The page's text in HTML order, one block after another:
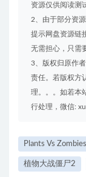
资源仅供阅读测
2、由于部分资
提示网盘资源链
无需担心，只需
3、版权归原作
责任。若版权方
理。。。如若本
行处理，微信:
Plants Vs
植物大战僵尸2